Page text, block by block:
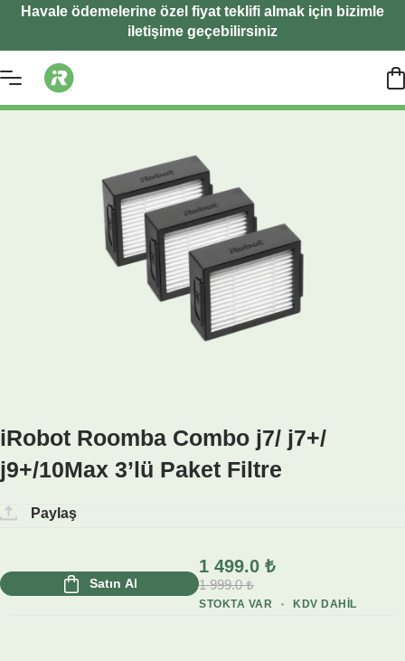
Havale ödemelerine özel fiyat teklifi almak için bizimle
iletişime geçebilirsiniz
iRobot Roomba Combo j7/ j7+/
j9+/10Max 3’lü Paket Filtre
Paylaş
Satın Al
1 499.0 ₺
KDV DAHIL
1 999.0₺
STOKTA VAR